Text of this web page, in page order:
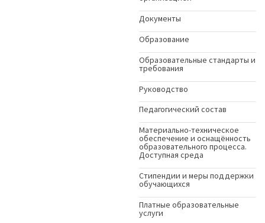
Документы
Образование
Образовательные стандарты и
требования
Руководство
Педагогический состав
Материально-техническое
обеспечение и оснащённость
образовательного процесса.
Доступная среда
Стипендии и меры поддержки
обучающихся
Платные образовательные
услуги